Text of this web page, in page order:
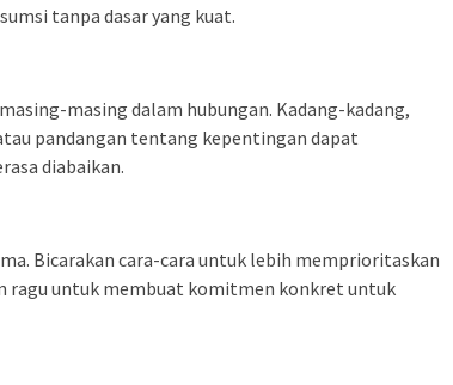
tanpa dasar yang kuat.
masing dalam hubungan. Kadang-kadang,
pandangan tentang kepentingan dapat
diabaikan.
Bicarakan cara-cara untuk lebih memprioritaskan
ragu untuk membuat komitmen konkret untuk